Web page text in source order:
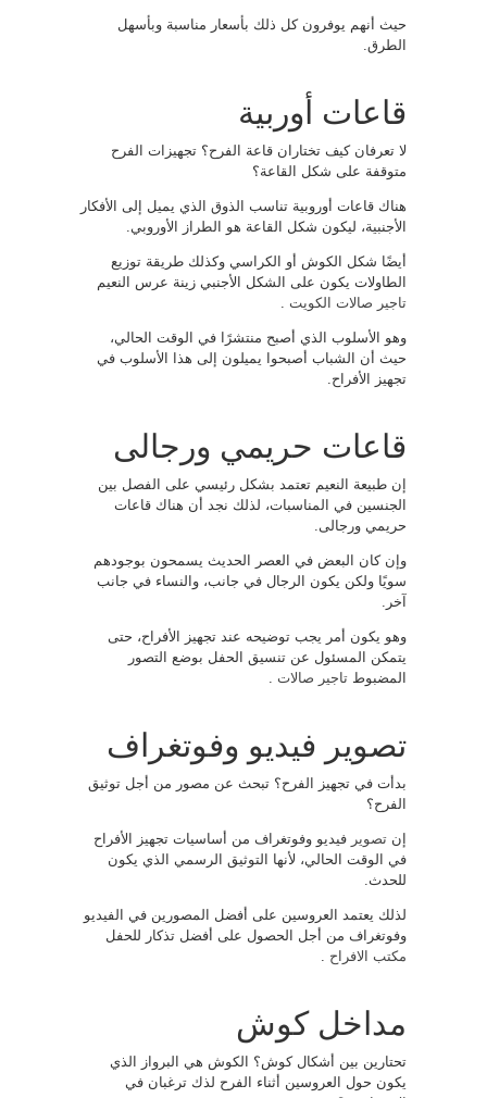
حيث أنهم يوفرون كل ذلك بأسعار مناسبة وبأسهل
الطرق.
قاعات أوربية
لا تعرفان كيف تختاران قاعة الفرح؟ تجهيزات الفرح
متوقفة على شكل القاعة؟
هناك قاعات أوروبية تناسب الذوق الذي يميل إلى الأفكار
الأجنبية، ليكون شكل القاعة هو الطراز الأوروبي.
أيضًا شكل الكوش أو الكراسي وكذلك طريقة توزيع
الطاولات يكون على الشكل الأجنبي زينة عرس النعيم
تاجير صالات الكويت
وهو الأسلوب الذي أصبح منتشرًا في الوقت الحالي،
حيث أن الشباب أصبحوا يميلون إلى هذا الأسلوب في
تجهيز الأفراح.
قاعات حريمي ورجالى
إن طبيعة النعيم تعتمد بشكل رئيسي على الفصل بين
الجنسين في المناسبات، لذلك نجد أن هناك قاعات
حريمي ورجالى.
وإن كان البعض في العصر الحديث يسمحون بوجودهم
سويًا ولكن يكون الرجال في جانب، والنساء في جانب
آخر.
وهو يكون أمر يجب توضيحه عند تجهيز الأفراح، حتى
يتمكن المسئول عن تنسيق الحفل بوضع التصور
المضبوط تاجير صالات
تصوير فيديو وفوتغراف
بدأت في تجهيز الفرح؟ تبحث عن مصور من أجل توثيق
الفرح؟
إن تصوير فيديو وفوتغراف من أساسيات تجهيز الأفراح
في الوقت الحالي، لأنها التوثيق الرسمي الذي يكون
للحدث.
لذلك يعتمد العروسين على أفضل المصورين في الفيديو
وفوتغراف من أجل الحصول على أفضل تذكار للحفل
مكتب الافراح
مداخل كوش
تحتارين بين أشكال كوش؟ الكوش هي البرواز الذي
يكون حول العروسين أثناء الفرح لذك ترغبان في